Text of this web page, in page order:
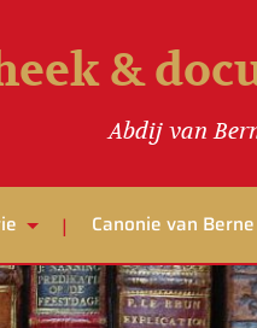
&
Abdij van
Canonie van Berne